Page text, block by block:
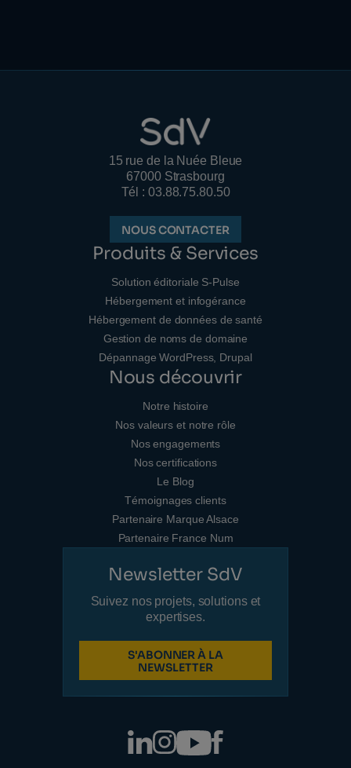
15 rue de la Nuée Bleue
67000 Strasbourg
Tél : 03.88.75.80.50
NOUS CONTACTER
Produits & Services
Solution éditoriale S-Pulse
Hébergement et infogérance
Hébergement de données de santé
Gestion de noms de domaine
Dépannage WordPress, Drupal
Nous découvrir
Notre histoire
Nos valeurs et notre rôle
Nos engagements
Nos certifications
Le Blog
Témoignages clients
Partenaire Marque Alsace
Partenaire France Num
Newsletter SdV
Suivez nos projets, solutions et
expertises.
S'ABONNER À LA
NEWSLETTER